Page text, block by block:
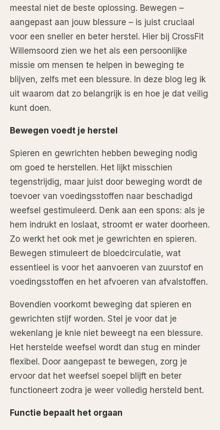
meestal niet de beste oplossing. Bewegen –
aangepast aan jouw blessure – is juist cruciaal
voor een sneller en beter herstel. Hier bij CrossFit
Willemsoord zien we het als een persoonlijke
missie om mensen te helpen in beweging te
blijven, zelfs met een blessure. In deze blog leg ik
uit waarom dat zo belangrijk is en hoe je dat veilig
kunt doen.
Bewegen voedt je herstel
Spieren en gewrichten hebben beweging nodig
om goed te herstellen. Het lijkt misschien
tegenstrijdig, maar juist door beweging wordt de
toevoer van voedingsstoffen naar beschadigd
weefsel gestimuleerd. Denk aan een spons: als je
hem indrukt en loslaat, stroomt er water doorheen.
Zo werkt het ook met je gewrichten en spieren.
Bewegen stimuleert de bloedcirculatie, wat
essentieel is voor het aanvoeren van zuurstof en
voedingsstoffen en het afvoeren van afvalstoffen.
Bovendien voorkomt beweging dat spieren en
gewrichten stijf worden. Stel je voor dat je
wekenlang je knie niet beweegt na een blessure.
Het herstelde weefsel wordt dan stug en minder
flexibel. Door aangepast te bewegen, zorg je
ervoor dat het weefsel soepel blijft en beter
functioneert zodra je weer volledig hersteld bent.
Functie bepaalt het orgaan